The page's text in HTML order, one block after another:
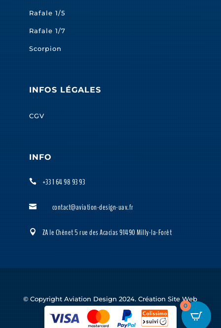
Rafale 1/5
Rafale 1/7
Scorpion
INFOS LÉGALES
CGV
INFO
 +33 1 64 98 93 93
 contact@aviation-design-uav.fr
 ZA le Chênet 5 rue des Acacias 91490 Milly-la-Forêt
© Copyright Aviation Design 2024. Création Site Web
0